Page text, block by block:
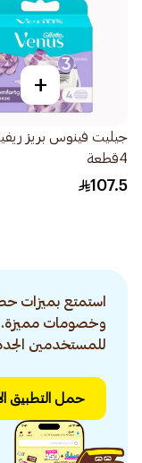
+
جيليت فينوس بريز
4قطعة
107.5
استمتع بميزات
وخصومات مميزة.
للمستخدمين
حمل التطبيق